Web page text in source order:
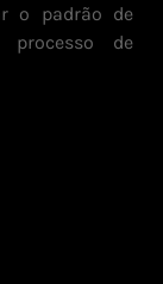
o padrão de
processo de